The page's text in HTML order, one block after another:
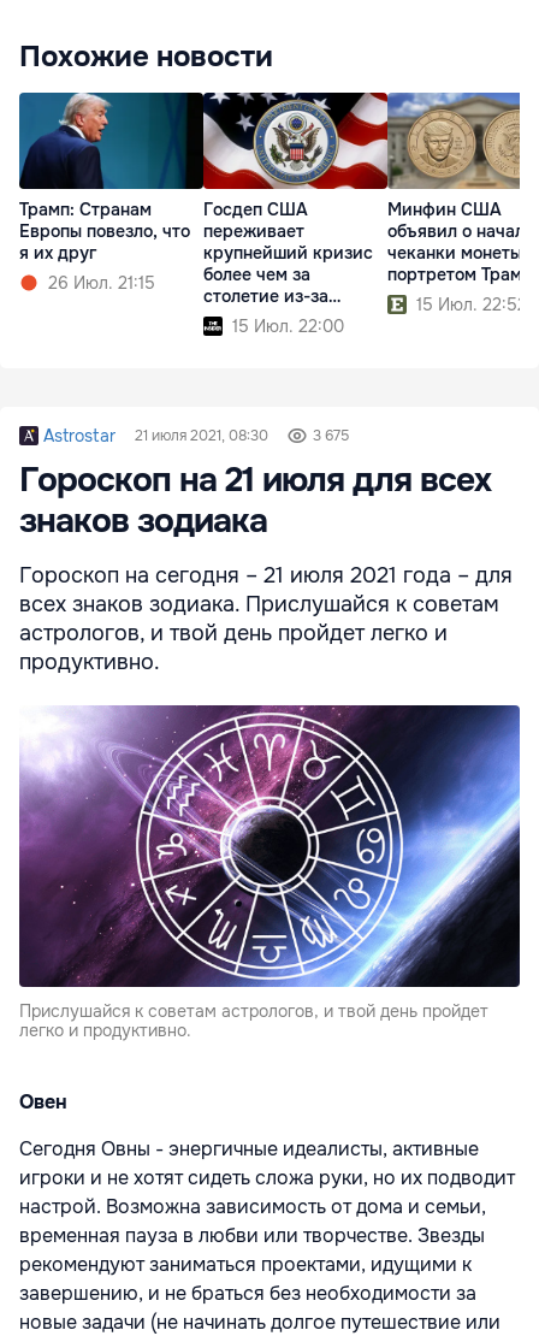
Похожие новости
Трамп: Cтранам
Европы повезло, что
я их друг
26 Июл. 21:15
Госдеп США
переживает
крупнейший кризис
более чем за
столетие из-за
реформ Трампа
15 Июл. 22:00
Минфин США
объявил о начале
чеканки монеты с
портретом
15 Июл. 22:52
Astrostar 21 июля 2021, 08:30 3 675
Гороскоп на 21 июля для всех
знаков зодиака
Гороскоп на сегодня – 21 июля 2021 года – для
всех знаков зодиака. Прислушайся к советам
астрологов, и твой день пройдет легко и
продуктивно.
Прислушайся к советам астрологов, и твой день пройдет
легко и продуктивно.
Овен
Сегодня Овны - энергичные идеалисты, активные
игроки и не хотят сидеть сложа руки, но их подводит
настрой. Возможна зависимость от дома и семьи,
временная пауза в любви или творчестве. Звезды
рекомендуют заниматься проектами, идущими к
завершению, и не браться без необходимости за
новые задачи (не начинать долгое путешествие или